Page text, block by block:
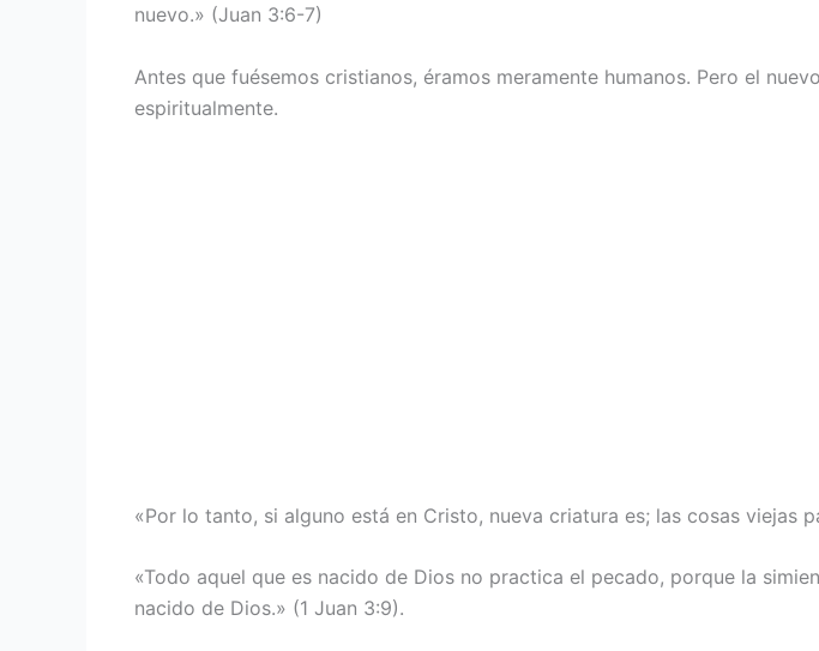
nuevo.» (Juan 3:6-7)
Antes que fuésemos cristianos, éramos meramente humanos. Pero el
espiritualmente.
«Por lo tanto, si alguno está en Cristo, nueva criatura es; las cosas viejas
«Todo aquel que es nacido de Dios no practica el pecado, porque la
nacido de Dios.» (1 Juan 3:9).